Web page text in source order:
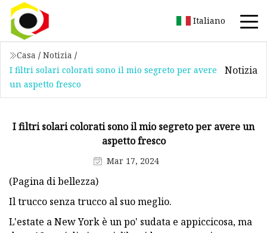
Italiano
Casa / Notizia /
I filtri solari colorati sono il mio segreto per avere
un aspetto fresco
Notizia
I filtri solari colorati sono il mio segreto per avere un
aspetto fresco
Mar 17, 2024
(Pagina di bellezza)
Il trucco senza trucco al suo meglio.
L'estate a New York è un po' sudata e appiccicosa, ma